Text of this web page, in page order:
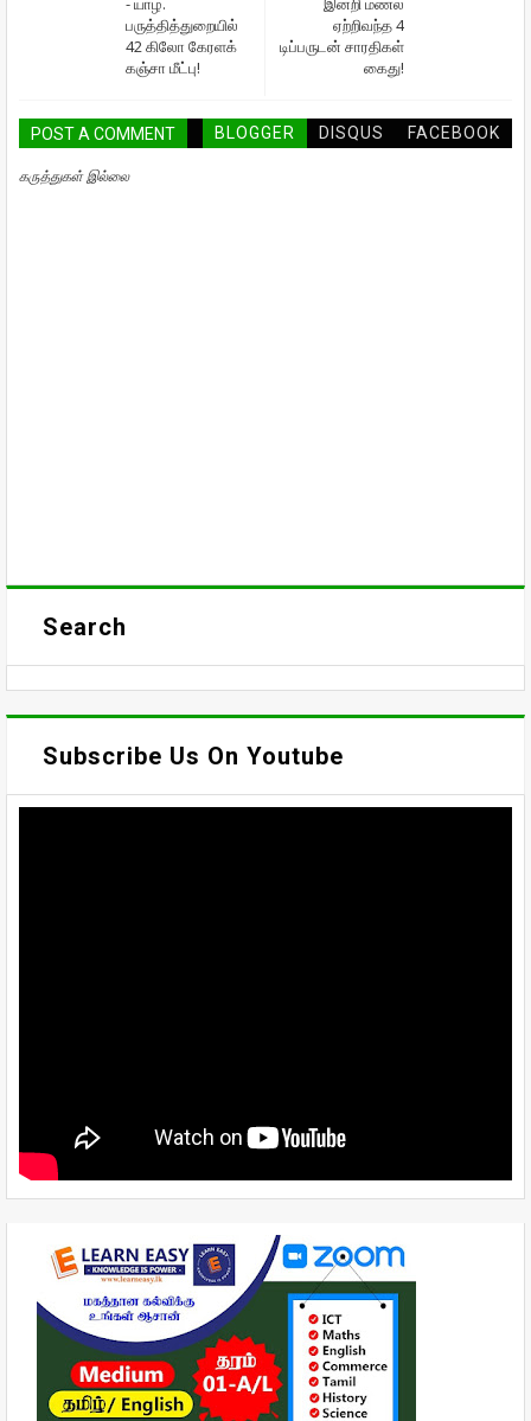
ஏற்றிவந்த 4
டிப்பருடன் சாரதிகள்
கைது!
பருத்தித்துறையில்
42 கிலோ கேரளக்
கஞ்சா மீட்பு!
POST A COMMENT BLOGGER DISQUS FACEBOOK
கருத்துகள் இல்லை
Search
Subscribe Us On Youtube